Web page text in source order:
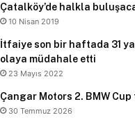
Çatalköy’de halkla
10 Nisan 2019
İtfaiye son bir haftada 31
olaya müdahale etti
23 Mayıs 2022
Çangar Motors 2. BMW Cup
30 Temmuz 2026